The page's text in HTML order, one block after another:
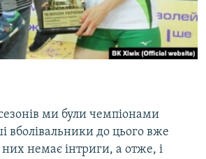
ми були чемпіонами
вболівальники до цього вже
немає інтриги, а отже, і